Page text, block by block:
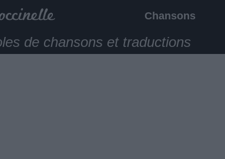
Chansons
de chansons et traductions